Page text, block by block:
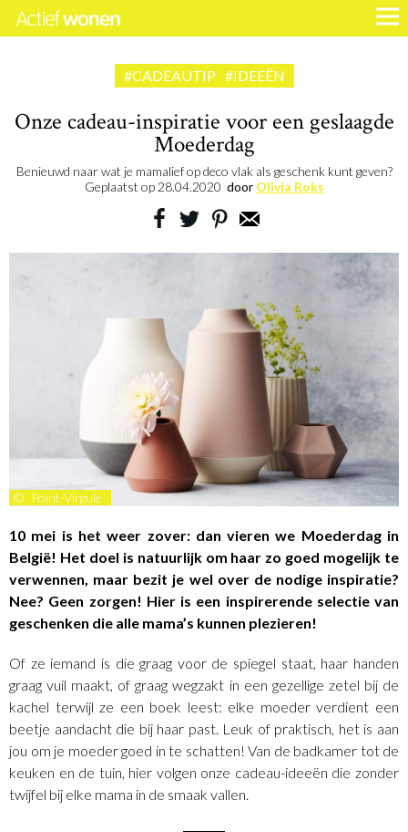
#CADEAUTIP #IDEEËN
Onze cadeau-inspiratie voor een geslaagde
Moederdag
Benieuwd naar wat je mamalief op deco vlak als geschenk kunt geven?
Geplaatst op 28.04.2020 door Olivia Roks
© Point-Virgule
10 mei is het weer zover: dan vieren we Moederdag in
België! Het doel is natuurlijk om haar zo goed mogelijk te
verwennen, maar bezit je wel over de nodige inspiratie?
Nee? Geen zorgen! Hier is een inspirerende selectie van
geschenken die alle mama’s kunnen plezieren!
Of ze iemand is die graag voor de spiegel staat, haar handen
graag vuil maakt, of graag wegzakt in een gezellige zetel bij de
kachel terwijl ze een boek leest: elke moeder verdient een
beetje aandacht die bij haar past. Leuk of praktisch, het is aan
jou om je moeder goed in te schatten! Van de badkamer tot de
keuken en de tuin, hier volgen onze cadeau-ideeën die zonder
twijfel bij elke mama in de smaak vallen.